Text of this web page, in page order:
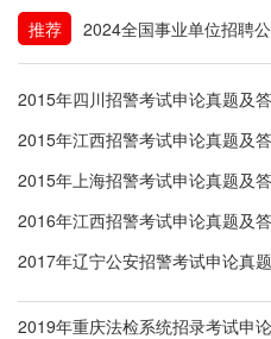
推荐
2024全国事业单位招聘
2015年四川招警考试申论真题及
2015年江西招警考试申论真题及
2015年上海招警考试申论真题及
2016年江西招警考试申论真题及
2017年辽宁公安招警考试申论真
2019年重庆法检系统招录考试申